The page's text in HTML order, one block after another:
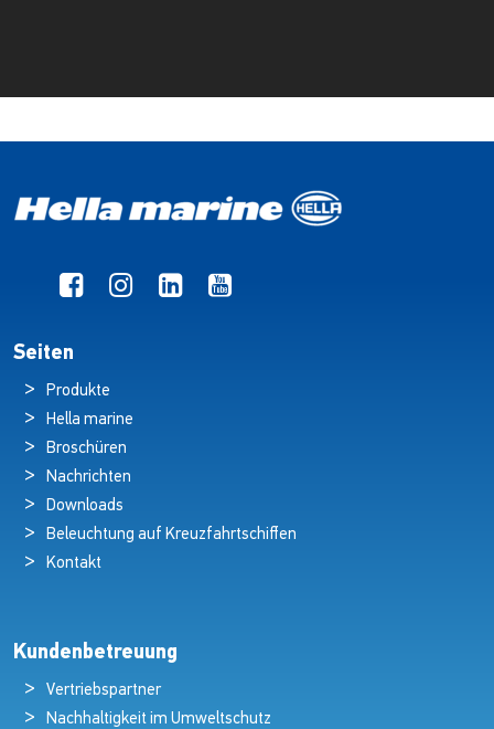
Seiten
Produkte
Hella marine
Broschüren
Nachrichten
Downloads
Beleuchtung auf Kreuzfahrtschiffen
Kontakt
Kundenbetreuung
Vertriebspartner
Nachhaltigkeit im Umweltschutz